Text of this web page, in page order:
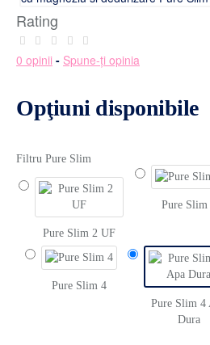
Rating
0 opinii - Spune-ţi opinia
Opţiuni disponibile
Filtru Pure Slim
Pure Slim 2 UF
Pure Slim
Pure Slim 4
Pure Slim 4
Dura